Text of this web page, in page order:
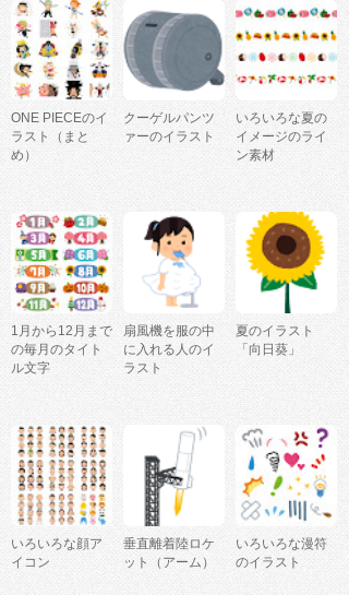
ONE PIECEのイ
ラスト（まと
め）
クーゲルパンツ
ァーのイラスト
いろいろな夏の
イメージのライ
ン素材
1月から12月まで
の毎月のタイト
ル文字
扇風機を服の中
に入れる人のイ
ラスト
夏のイラスト
「向日葵」
いろいろな顔ア
イコン
垂直離着陸ロケ
ット（アーム）
いろいろな漫符
のイラスト